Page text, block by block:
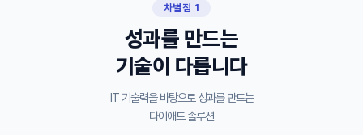
차별점 1
성과를 만드는
기술이 다릅니다
IT 기술력을 바탕으로 성과를 만드는
다이애드 솔루션